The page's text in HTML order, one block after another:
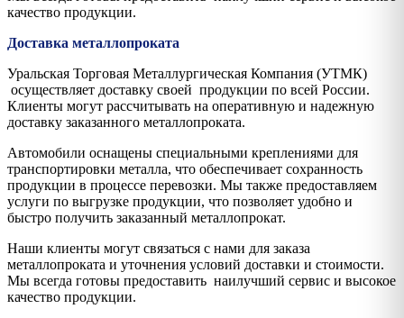
качество продукции.
Доставка металлопроката
Уральская Торговая Металлургическая Компания (УТМК)
осуществляет доставку своей продукции по всей России.
Клиенты могут рассчитывать на оперативную и надежную
доставку заказанного металлопроката.
Автомобили оснащены специальными креплениями для
транспортировки металла, что обеспечивает сохранность
продукции в процессе перевозки. Мы также предоставляем
услуги по выгрузке продукции, что позволяет удобно и
быстро получить заказанный металлопрокат.
Наши клиенты могут связаться с нами для заказа
металлопроката и уточнения условий доставки и стоимости.
Мы всегда готовы предоставить наилучший сервис и высокое
качество продукции.